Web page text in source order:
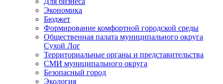
Экономика
Бюджет
Формирование комфортной городской среды
Общественная палата муниципального округа
Сухой Лог
Территориальные органы и представительства
СМИ муниципального округа
Безопасный город
Экология